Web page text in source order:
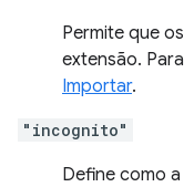
Permite que
extensão.
Importar.
"incognito"
Define como